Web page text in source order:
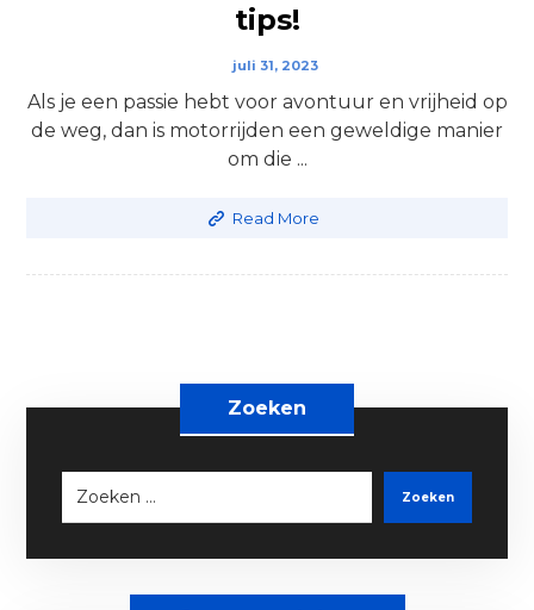
tips!
juli 31, 2023
Als je een passie hebt voor avontuur en vrijheid op
de weg, dan is motorrijden een geweldige manier
om die ...
Read More
Zoeken
Zoeken